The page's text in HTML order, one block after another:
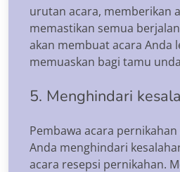
urutan acara, memberikan
memastikan semua
akan membuat acara Anda
memuaskan bagi tamu
5. Menghindari
Pembawa acara
Anda menghindari
acara resepsi pernikahan.